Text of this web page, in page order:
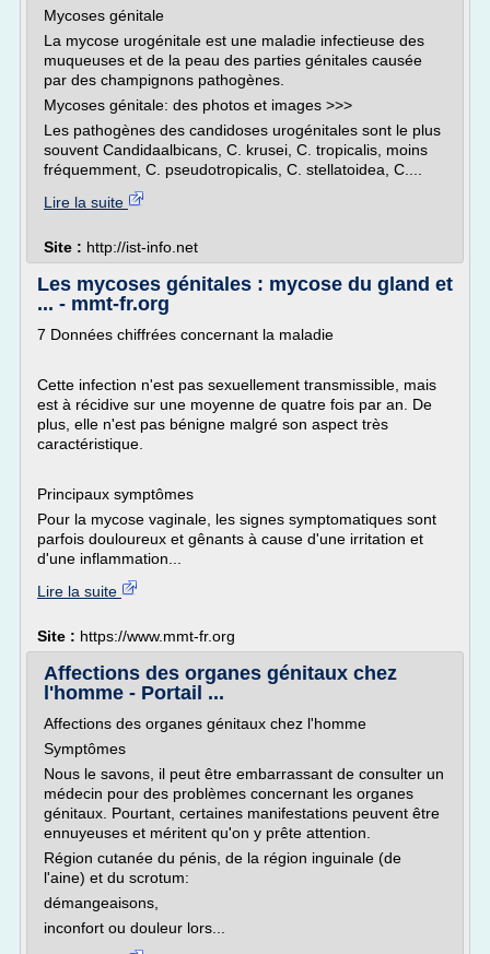
Mycoses génitale
La mycose urogénitale est une maladie infectieuse des
muqueuses et de la peau des parties génitales causée
par des champignons pathogènes.
Mycoses génitale: des photos et images >>>
Les pathogènes des candidoses urogénitales sont le plus
souvent Candidaalbicans, C. krusei, C. tropicalis, moins
fréquemment, C. pseudotropicalis, C. stellatoidea, C....
Lire la suite
Site : http://ist-info.net
Les mycoses génitales : mycose du gland et
... - mmt-fr.org
7 Données chiffrées concernant la maladie
Cette infection n'est pas sexuellement transmissible, mais
est à récidive sur une moyenne de quatre fois par an. De
plus, elle n'est pas bénigne malgré son aspect très
caractéristique.
Principaux symptômes
Pour la mycose vaginale, les signes symptomatiques sont
parfois douloureux et gênants à cause d'une irritation et
d'une inflammation...
Lire la suite
Site : https://www.mmt-fr.org
Affections des organes génitaux chez
l'homme - Portail ...
Affections des organes génitaux chez l'homme
Symptômes
Nous le savons, il peut être embarrassant de consulter un
médecin pour des problèmes concernant les organes
génitaux. Pourtant, certaines manifestations peuvent être
ennuyeuses et méritent qu'on y prête attention.
Région cutanée du pénis, de la région inguinale (de
l'aine) et du scrotum:
démangeaisons,
inconfort ou douleur lors...